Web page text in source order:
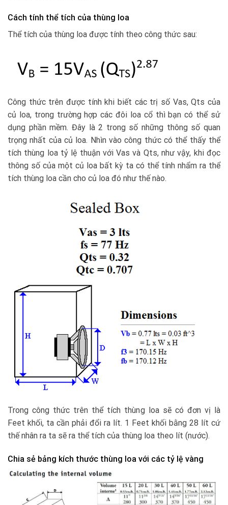
Cách tính thể tích của thùng loa
Thể tích của thùng loa được tính theo công thức sau:
Công thức trên được tính khi biết các trị số Vas, Qts của
củ loa, trong trường hợp các đôi loa cổ thì bạn có thể sử
dụng phần mềm. Đây là 2 trong số những thông số quan
trọng nhất của củ loa. Nhìn vào công thức có thể thấy thể
tích thùng loa tỷ lệ thuận với Vas và Qts, như vậy, khi đọc
thông số của một củ loa bất kỳ ta có thể tính nhẩm ra thể
tích thùng loa cần cho củ loa đó như thế nào.
Trong công thức trên thể tích thùng loa sẽ có đơn vị là
Feet khối, ta cần phải đổi ra lít. 1 Feet khối bằng 28 lít cứ
thế nhân ra ta sẽ ra thể tích của thùng loa theo lít (nước).
Chia sẻ bảng kích thước thùng loa với các tỷ lệ vàng